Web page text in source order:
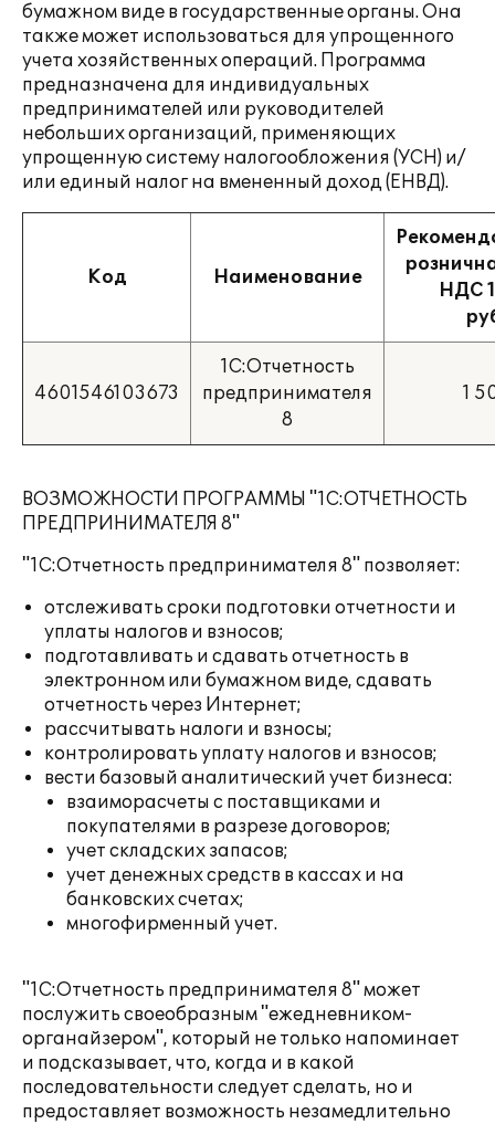
бумажном виде в государственные органы. Она
также может использоваться для упрощенного
учета хозяйственных операций. Программа
предназначена для индивидуальных
предпринимателей или руководителей
небольших организаций, применяющих
упрощенную систему налогообложения (УСН) и/
или единый налог на вмененный доход (ЕНВД).
Код Наименование
НДС
4601546103673
1С:Отчетность
предпринимателя
8
1
ВОЗМОЖНОСТИ ПРОГРАММЫ "1С:ОТЧЕТНОСТЬ
ПРЕДПРИНИМАТЕЛЯ 8"
"1С:Отчетность предпринимателя 8" позволяет:
отслеживать сроки подготовки отчетности и
уплаты налогов и взносов;
подготавливать и сдавать отчетность в
электронном или бумажном виде, сдавать
отчетность через Интернет;
рассчитывать налоги и взносы;
контролировать уплату налогов и взносов;
вести базовый аналитический учет бизнеса:
взаиморасчеты с поставщиками и
покупателями в разрезе договоров;
учет складских запасов;
учет денежных средств в кассах и на
банковских счетах;
многофирменный учет.
"1С:Отчетность предпринимателя 8" может
послужить своеобразным "ежедневником-
органайзером", который не только напоминает
и подсказывает, что, когда и в какой
последовательности следует сделать, но и
предоставляет возможность незамедлительно